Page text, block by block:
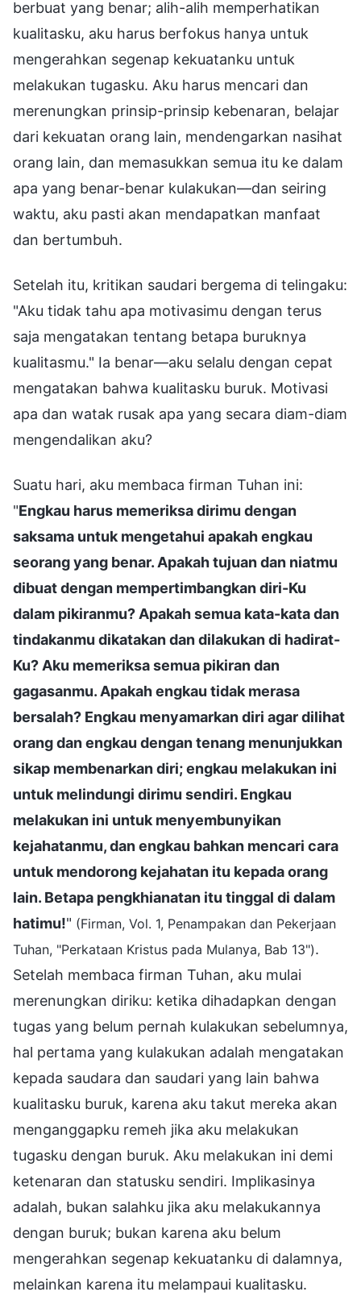
berbuat yang benar; alih-alih memperhatikan
kualitasku, aku harus berfokus hanya untuk
mengerahkan segenap kekuatanku untuk
melakukan tugasku. Aku harus mencari dan
merenungkan prinsip-prinsip kebenaran, belajar
dari kekuatan orang lain, mendengarkan nasihat
orang lain, dan memasukkan semua itu ke dalam
apa yang benar-benar kulakukan—dan seiring
waktu, aku pasti akan mendapatkan manfaat
dan bertumbuh.
Setelah itu, kritikan saudari bergema di telingaku:
"Aku tidak tahu apa motivasimu dengan terus
saja mengatakan tentang betapa buruknya
kualitasmu." Ia benar—aku selalu dengan cepat
mengatakan bahwa kualitasku buruk. Motivasi
apa dan watak rusak apa yang secara diam-diam
mengendalikan aku?
Suatu hari, aku membaca firman Tuhan ini:
"Engkau harus memeriksa dirimu dengan
saksama untuk mengetahui apakah engkau
seorang yang benar. Apakah tujuan dan niatmu
dibuat dengan mempertimbangkan diri-Ku
dalam pikiranmu? Apakah semua kata-kata dan
tindakanmu dikatakan dan dilakukan di hadirat-
Ku? Aku memeriksa semua pikiran dan
gagasanmu. Apakah engkau tidak merasa
bersalah? Engkau menyamarkan diri agar dilihat
orang dan engkau dengan tenang menunjukkan
sikap membenarkan diri; engkau melakukan ini
untuk melindungi dirimu sendiri. Engkau
melakukan ini untuk menyembunyikan
kejahatanmu, dan engkau bahkan mencari cara
untuk mendorong kejahatan itu kepada orang
lain. Betapa pengkhianatan itu tinggal di dalam
hatimu!" (Firman, Vol. 1, Penampakan dan Pekerjaan
Tuhan, "Perkataan Kristus pada Mulanya, Bab 13").
Setelah membaca firman Tuhan, aku mulai
merenungkan diriku: ketika dihadapkan dengan
tugas yang belum pernah kulakukan sebelumnya,
hal pertama yang kulakukan adalah mengatakan
kepada saudara dan saudari yang lain bahwa
kualitasku buruk, karena aku takut mereka akan
menganggapku remeh jika aku melakukan
tugasku dengan buruk. Aku melakukan ini demi
ketenaran dan statusku sendiri. Implikasinya
adalah, bukan salahku jika aku melakukannya
dengan buruk; bukan karena aku belum
mengerahkan segenap kekuatanku di dalamnya,
melainkan karena itu melampaui kualitasku.